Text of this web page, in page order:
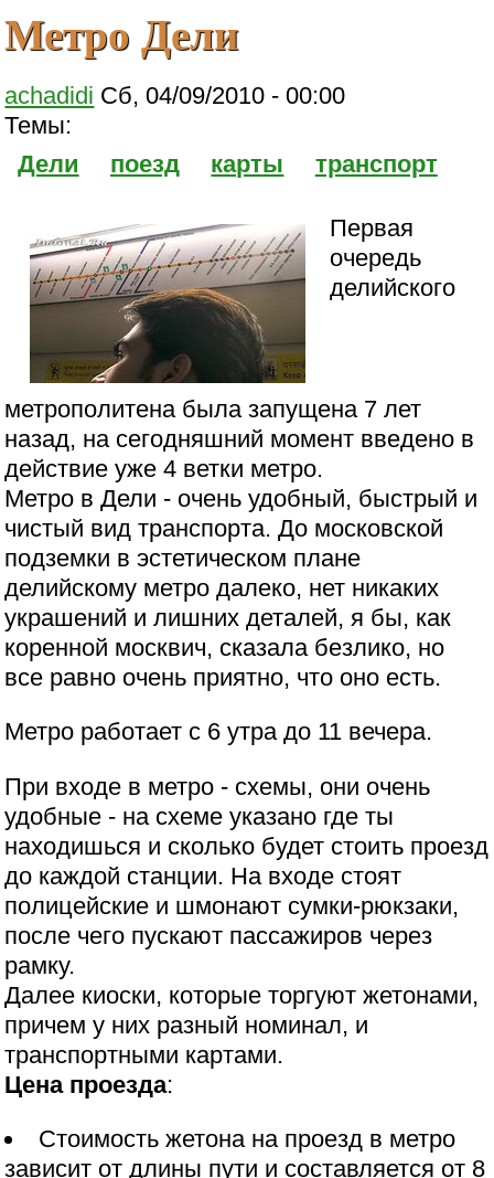
Метро Дели
achadidi Сб, 04/09/2010 - 00:00
Темы:
Дели
поезд карты транспорт
Первая
очередь
делийского
метрополитена была запущена 7 лет
назад, на сегодняшний момент введено в
действие уже 4 ветки метро.
Метро в Дели - очень удобный, быстрый и
чистый вид транспорта. До московской
подземки в эстетическом плане
делийскому метро далеко, нет никаких
украшений и лишних деталей, я бы, как
коренной москвич, сказала безлико, но
все равно очень приятно, что оно есть.
Метро работает с 6 утра до 11 вечера.
При входе в метро - схемы, они очень
удобные - на схеме указано где ты
находишься и сколько будет стоить проезд
до каждой станции. На входе стоят
полицейские и шмонают сумки-рюкзаки,
после чего пускают пассажиров через
рамку.
Далее киоски, которые торгуют жетонами,
причем у них разный номинал, и
транспортными картами.
Цена проезда:
Стоимость жетона на проезд в метро
зависит от длины пути и составляется от 8